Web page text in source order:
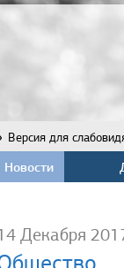
Версия для
Новости
Декабря